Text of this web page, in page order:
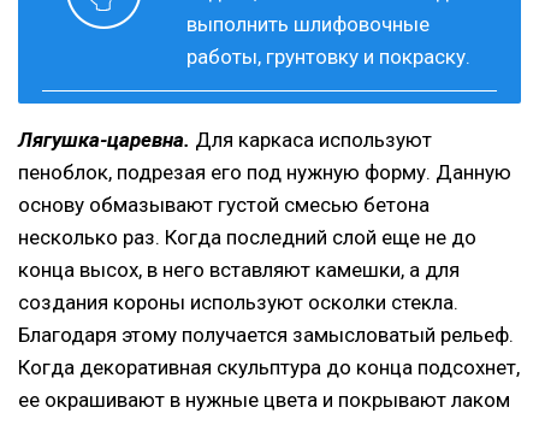
выполнить шлифовочные
работы, грунтовку и покраску.
Лягушка-царевна. Для каркаса используют
пеноблок, подрезая его под нужную форму. Данную
основу обмазывают густой смесью бетона
несколько раз. Когда последний слой еще не до
конца высох, в него вставляют камешки, а для
создания короны используют осколки стекла.
Благодаря этому получается замысловатый рельеф.
Когда декоративная скульптура до конца подсохнет,
ее окрашивают в нужные цвета и покрывают лаком